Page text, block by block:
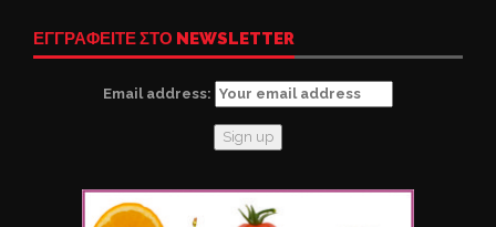
ΕΓΓΡΑΦΕΙΤΕ ΣΤΟ NEWSLETTER
Email address: